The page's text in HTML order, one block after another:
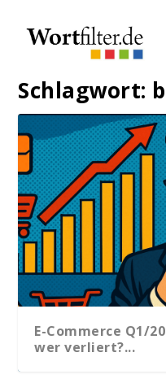
Schlagwort:
E-Commerce Q1/
wer verliert?...